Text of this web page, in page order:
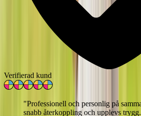
Verifierad kund
"Professionell och personlig på
snabb återkoppling och upplevs